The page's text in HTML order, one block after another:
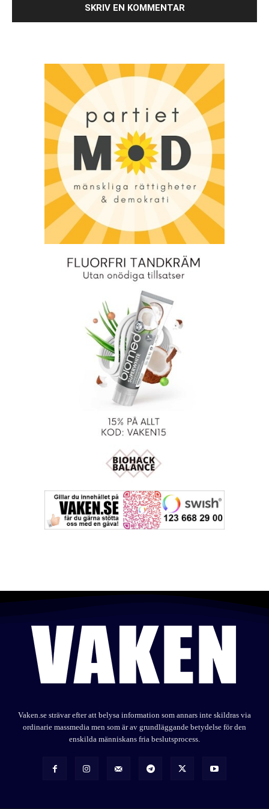
Vaken.se strävar efter att belysa information som annars inte skildras via
ordinarie massmedia men som är av grundläggande betydelse för den
enskilda människans fria beslutsprocess.